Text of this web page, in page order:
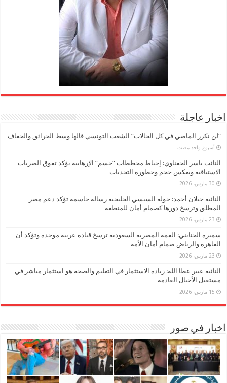
اخبار عاجلة
“لن نكرر الماضي في كل الحالات” الشعب التونسي قالها وسط الحرائق والجفاف
‏أسبوع واحد مضت
النائب ياسر الحفناوي: إحباط مخططات “حسم” الإرهابية يؤكد تفوق الضربات
الاستباقية ويعكس حجم وخطورة التحديات
30 مارس، 2026
النائبة جيلان أحمد: جولة السيسي الخليجية رسالة حاسمة تؤكد دعم مصر
المطلق وترسخ دورها كصمام أمان للمنطقة
23 مارس، 2026
سميرة الجنايني: القمة المصرية السعودية ترسخ قيادة عربية موحدة وتؤكد أن
القاهرة والرياض صمام أمان الأمة
23 مارس، 2026
النائبة عبير عطا الله: زيادة الاستثمار في التعليم والصحة هو استثمار مباشر في
مستقبل الأجيال القادمة
15 مارس، 2026
اخبار في صور